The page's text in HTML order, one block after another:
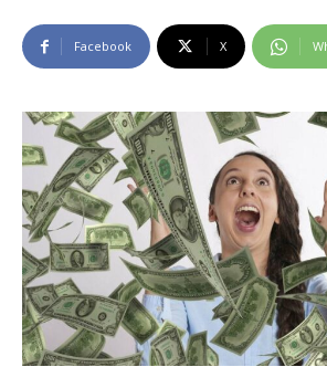
Facebook X